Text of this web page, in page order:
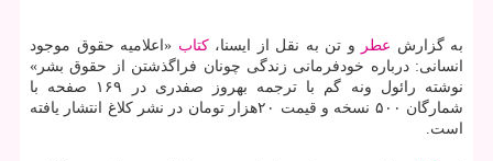
به گزارش عطر و تن به نقل از ایسنا،كتاب «اعلامیه حقوق موجود
انسانی: درباره خودفرمانی زندگی چونان فراگذشتن از حقوق بشر»
نوشته رائول ونه گم با ترجمه بهروز صفدری در ۱۶۹ صفحه با
شمارگان ۵۰۰ نسخه و قیمت ۲۰هزار تومان در نشر كلاغ انتشار یافته
است.